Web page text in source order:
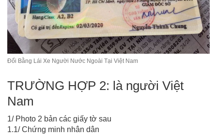
Đổi Bằng Lái Xe Người Nước Ngoài Tại Việt Nam
TRƯỜNG HỢP 2: là người Việt
Nam
1/ Photo 2 bản các giấy tờ sau
1.1/ Chứng minh nhân dân